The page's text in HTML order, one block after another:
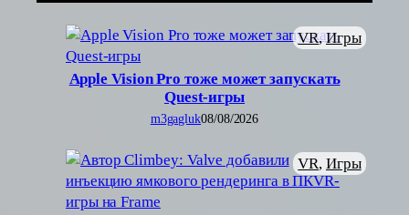
Apple Vision Pro тоже может запускать
Quest-игры
VR, Игры
m3gagluk08/08/2026
VR, Игры